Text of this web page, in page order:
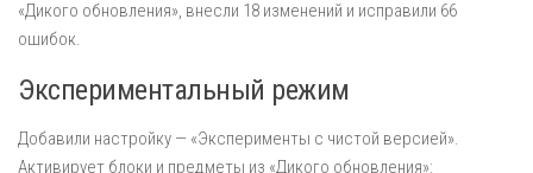
«Дикого обновления», внесли 18 изменений и исправили 66
ошибок.
Экспериментальный режим
Добавили настройку — «Эксперименты с чистой версией».
Активирует блоки и предметы из «Дикого обновления»: